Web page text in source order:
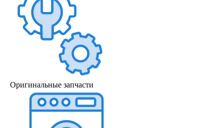
Оригинальные запчасти